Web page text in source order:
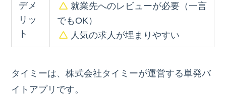
デメ
リッ
ト
就業先へのレビューが必要（一言
でもOK）
人気の求人が埋まりやすい
タイミーは、株式会社タイミーが運営する単発バ
イトアプリです。